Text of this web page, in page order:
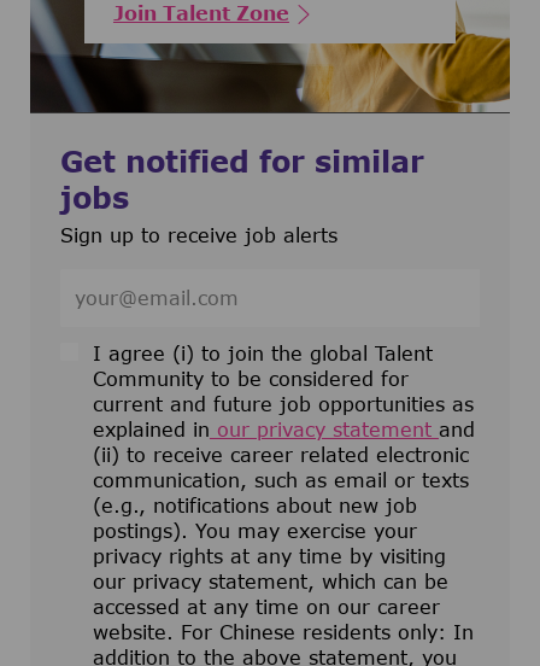
Join Talent Zone
Get notified for similar
jobs
Sign up to receive job alerts
I agree (i) to join the global Talent
Community to be considered for
current and future job opportunities as
explained in our privacy statement and
(ii) to receive career related electronic
communication, such as email or texts
(e.g., notifications about new job
postings). You may exercise your
privacy rights at any time by visiting
our privacy statement, which can be
accessed at any time on our career
website. For Chinese residents only: In
addition to the above statement, you